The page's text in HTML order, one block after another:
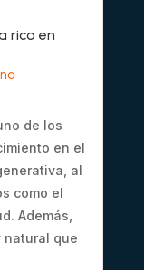
rico en
de los
en el
al
como el
Además,
natural que